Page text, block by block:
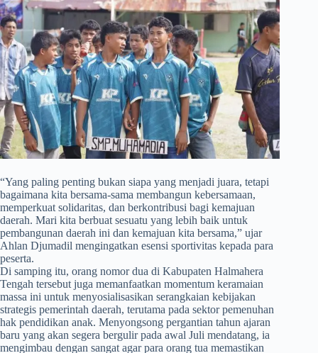
​“Yang paling penting bukan siapa yang menjadi juara, tetapi
bagaimana kita bersama-sama membangun kebersamaan,
memperkuat solidaritas, dan berkontribusi bagi kemajuan
daerah. Mari kita berbuat sesuatu yang lebih baik untuk
pembangunan daerah ini dan kemajuan kita bersama,” ujar
Ahlan Djumadil mengingatkan esensi sportivitas kepada para
peserta.
​Di samping itu, orang nomor dua di Kabupaten Halmahera
Tengah tersebut juga memanfaatkan momentum keramaian
massa ini untuk menyosialisasikan serangkaian kebijakan
strategis pemerintah daerah, terutama pada sektor pemenuhan
hak pendidikan anak. Menyongsong pergantian tahun ajaran
baru yang akan segera bergulir pada awal Juli mendatang, ia
mengimbau dengan sangat agar para orang tua memastikan